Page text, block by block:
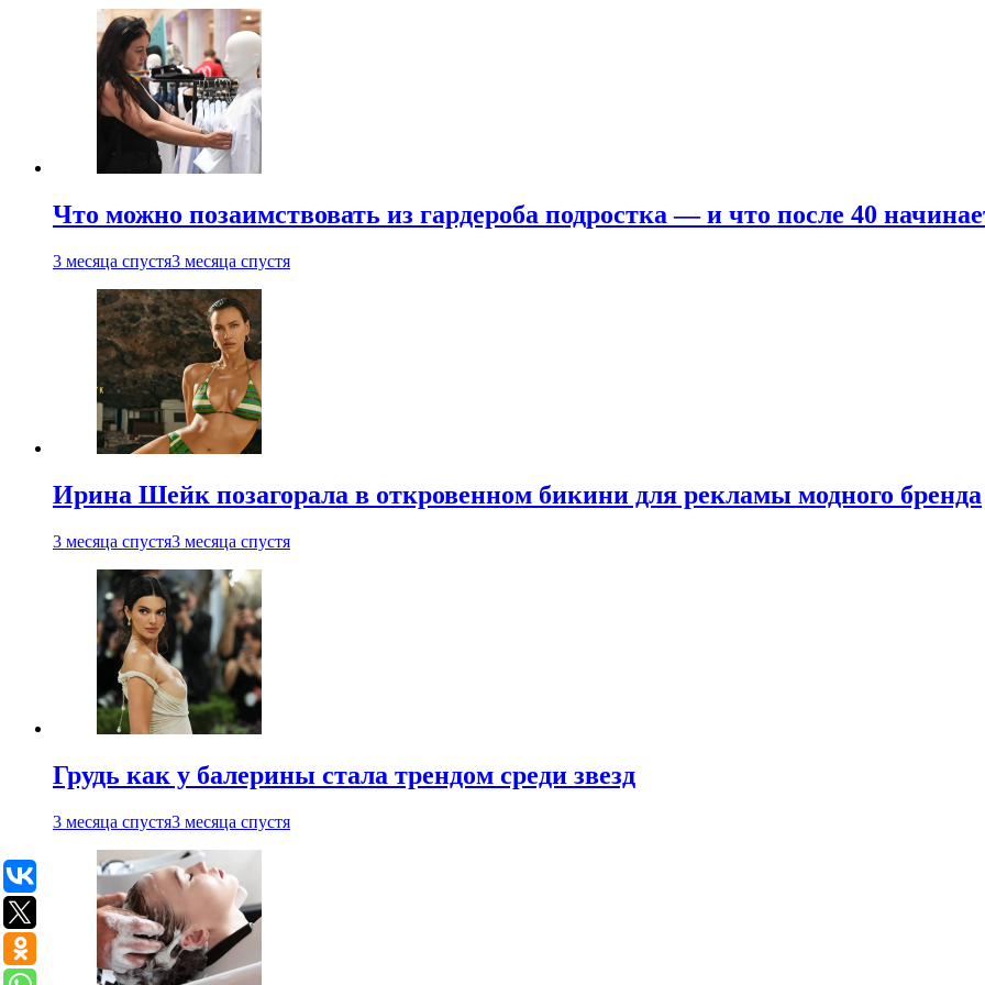
Что можно позаимствовать из гардероба подростка — и что после 40
3 месяца спустя3 месяца спустя
Ирина Шейк позагорала в откровенном бикини для рекламы модного бренда
3 месяца спустя3 месяца спустя
Грудь как у балерины стала трендом среди звезд
3 месяца спустя3 месяца спустя